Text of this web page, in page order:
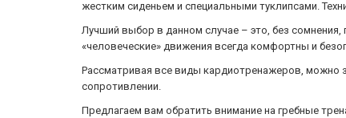
жестким сиденьем и специальными туклипсами.
Лучший выбор в данном случае – это, без
«человеческие» движения всегда комфортны и
Рассматривая все виды кардиотренажеров, можно
сопротивлении.
Предлагаем вам обратить внимание на гребные